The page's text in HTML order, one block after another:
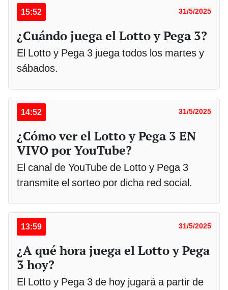
15:52 31/5/2025
¿Cuándo juega el Lotto y Pega 3?
El Lotto y Pega 3 juega todos los martes y
sábados.
14:52 31/5/2025
¿Cómo ver el Lotto y Pega 3 EN
VIVO por YouTube?
El canal de YouTube de Lotto y Pega 3
transmite el sorteo por dicha red social.
13:59 31/5/2025
¿A qué hora juega el Lotto y Pega
3 hoy?
El Lotto y Pega 3 de hoy jugará a partir de